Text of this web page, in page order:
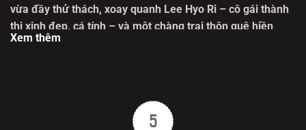
vừa đầy thử thách, xoay quanh Lee Hyo Ri – cô gái thành
thị xinh đẹp, cá tính – và một chàng trai thôn quê hiền
lành, chất phác. Bộ phim dẫn dắt khán giả từ những
mở ra một chương mới chất chứa những cảm xúc trong
Xem thêm
5